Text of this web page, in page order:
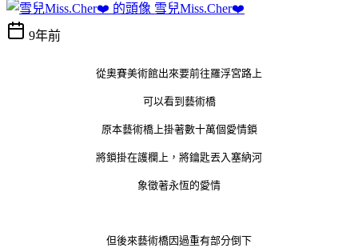
雪兒Miss.Cher❤️
9年前
從奧賽美術館出來要前往羅浮宮路上
可以看到藝術橋
原本藝術橋上掛著數十萬個愛情鎖
將鎖掛在護欄上，將鑰匙丟入塞納河
象徵著永恆的愛情
但後來藝術橋因過重有部分倒下